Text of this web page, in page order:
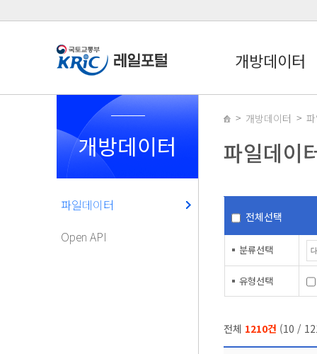
개방데이터
개방데이터
파일데이터
Open API
개방데이터
파일데이
전체선택
분류선택
유형선택
전체 1210건 (10 /